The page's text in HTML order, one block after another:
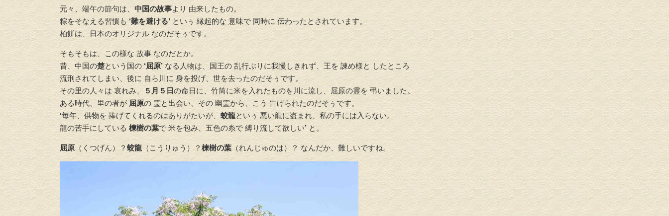
元々、端午の節句は、中国の故事より 由来したもの。
粽をそなえる習慣も‘難を避ける’ といぅ 縁起的な 意味で 同時に 伝わったとされています。
柏餅は、日本のオリジナル なのだそぅです。
そもそもは、この様な 故事 なのだとか。
昔、中国の楚という国の ‘屈原’ なる人物は、国王の 乱行ぶりに我慢しきれず、王を 諫め様と したところ
流刑されてしまい、後に 自ら川に 身を投げ、世を去ったのだそぅです。
その里の人々は 哀れみ、 ５月５日の命日に、竹筒に米を入れたものを川に流し、屈原の霊を 弔いました。
ある時代、里の者が屈原の 霊と出会い、その 幽霊から、こう 告げられたのだそぅです。
‘毎年、供物を 捧げてくれるのはありがたいが、 蛟龍といぅ 悪い龍に盗まれ、私の手には入らない。
龍の苦手にしている 楝樹の葉で 米を包み、五色の糸で 縛り流して欲しい’ と。
屈原（くつげん）？蛟龍 （こうりゅう）？楝樹の葉 （れんじゅのは）？ なんだか、難しいですね。